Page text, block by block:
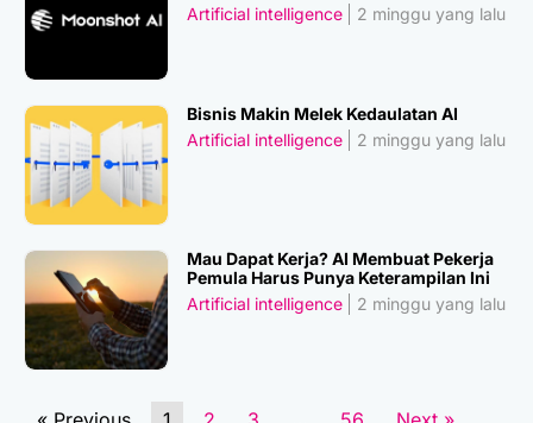
Artificial intelligence
2 minggu yang lalu
Bisnis Makin Melek Kedaulatan AI
Artificial intelligence
2 minggu yang lalu
Mau Dapat Kerja? AI Membuat Pekerja
Pemula Harus Punya Keterampilan Ini
Artificial intelligence
2 minggu yang lalu